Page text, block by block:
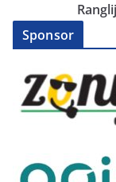
Sponsor